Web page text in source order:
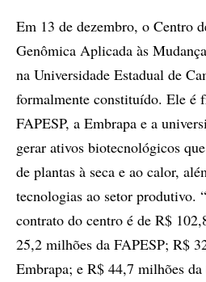
Em 13 de dezembro, o Centro
Genômica Aplicada às
na Universidade Estadual de
formalmente constituído. Ele é
FAPESP, a Embrapa e a
gerar ativos biotecnológicos
de plantas à seca e ao calor,
tecnologias ao setor produtivo.
contrato do centro é de R$
25,2 milhões da FAPESP; R$
Embrapa; e R$ 44,7 milhões